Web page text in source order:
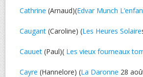
Cathrine (Arnaud)(Edvar Munch
Caugant (Caroline) (Les Heures Solaire
Cauuet (Paul)( Les vieux fourneaux
Cayre (Hannelore) (La Daronne 28